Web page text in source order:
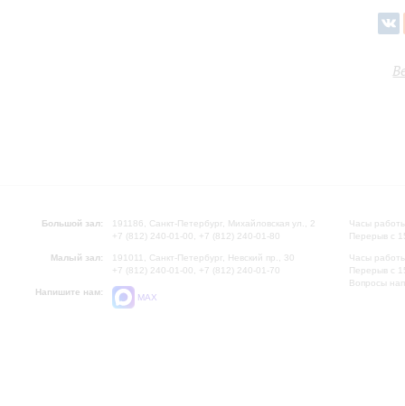
Большой зал:
191186, Санкт-Петербург, Михайловская ул., 2
+7 (812) 240-01-00, +7 (812) 240-01-80
Малый зал:
191011, Санкт-Петербург, Невский пр., 30
+7 (812) 240-01-00, +7 (812) 240-01-70
Напишите нам:
MAX
Часы
Перерыв с
Часы
Перерыв с
Вопросы